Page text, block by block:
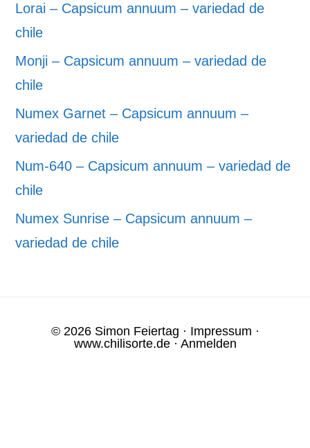
Lorai – Capsicum annuum – variedad de
chile
Monji – Capsicum annuum – variedad de
chile
Numex Garnet – Capsicum annuum –
variedad de chile
Num-640 – Capsicum annuum – variedad de
chile
Numex Sunrise – Capsicum annuum –
variedad de chile
© 2026 Simon Feiertag · Impressum ·
www.chilisorte.de· Anmelden